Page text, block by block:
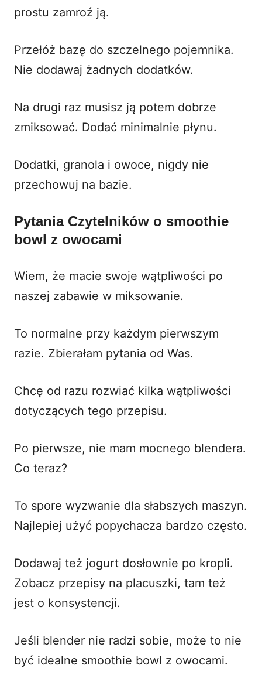
prostu zamroź ją.
Przełóż bazę do szczelnego pojemnika.
Nie dodawaj żadnych dodatków.
Na drugi raz musisz ją potem dobrze
zmiksować. Dodać minimalnie płynu.
Dodatki, granola i owoce, nigdy nie
przechowuj na bazie.
Pytania Czytelników o smoothie
bowl z owocami
Wiem, że macie swoje wątpliwości po
naszej zabawie w miksowanie.
To normalne przy każdym pierwszym
razie. Zbierałam pytania od Was.
Chcę od razu rozwiać kilka wątpliwości
dotyczących tego przepisu.
Po pierwsze, nie mam mocnego blendera.
Co teraz?
To spore wyzwanie dla słabszych maszyn.
Najlepiej użyć popychacza bardzo często.
Dodawaj też jogurt dosłownie po kropli.
Zobacz przepisy na placuszki, tam też
jest o konsystencji.
Jeśli blender nie radzi sobie, może to nie
być idealne smoothie bowl z owocami.